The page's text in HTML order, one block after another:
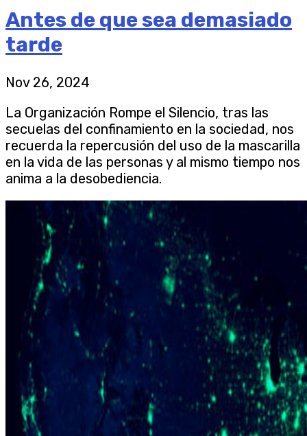
Antes de que sea demasiado
tarde
Nov 26, 2024
La Organización Rompe el Silencio, tras las
secuelas del confinamiento en la sociedad, nos
recuerda la repercusión del uso de la mascarilla
en la vida de las personas y al mismo tiempo nos
anima a la desobediencia.